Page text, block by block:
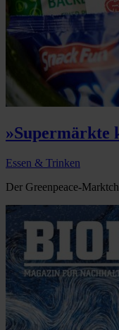
»Supermärkte
Essen & Trinken
Der Greenpeace-